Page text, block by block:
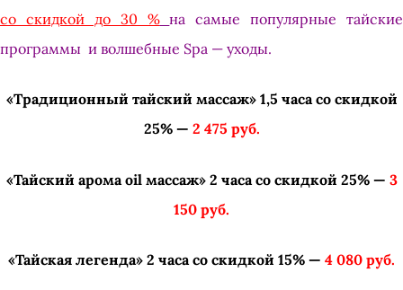
со скидкой до 30 % на самые популярные тайские
программы и волшебные Spa — уходы.
«Традиционный тайский массаж» 1,5 часа со скидкой
25% — 2 475 руб.
«Тайский арома oil массаж» 2 часа со скидкой 25% — 3
150 руб.
«Тайская легенда» 2 часа со скидкой 15% — 4 080 руб.